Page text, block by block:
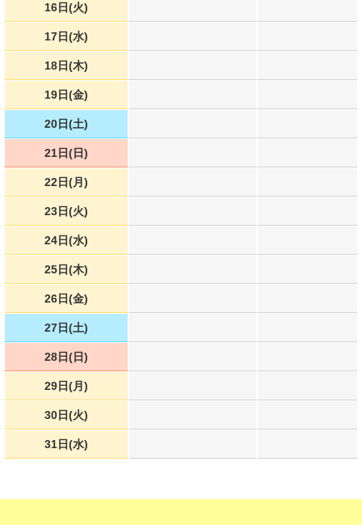
16日(火)
17日(水)
18日(木)
19日(金)
20日(土)
21日(日)
22日(月)
23日(火)
24日(水)
25日(木)
26日(金)
27日(土)
28日(日)
29日(月)
30日(火)
31日(水)